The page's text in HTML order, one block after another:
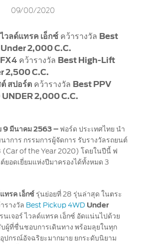
Club
ำรุงรักษาและ
ยเหลือฉุกเฉินบนท้องถนน
ะกันภัย Ford Ensure
Care Gold package
ประกัน,
ะยะ)
ลยางจากฟอร์ด
09/00/2020
วลด์แทรค เอ็กซ์ คว้ารางวัล Best
2,000 C.C.
FX4 คว้ารางวัล Best High-Lift
2,500 C.C.
ต์ สปอร์ต คว้ารางวัล Best PPV
UNDER 2,000 C.C.
9 มีนาคม 2563 – ฟอร์ด ประเทศไทย นำ
าการ กรรมการผู้จัดการ รับรางวัลรถยนต์
(Car of the Year 2020) โดยในปีนี้ ฟ
ยอดเยี่ยมแห่งปีมาครองได้ทั้งหมด 3
ทรค เอ็กซ์ รุ่นย่อยที่ 28 รุ่นล่าสุด ในตระ
รางวัล Best Pickup 4WD Under
นเจอร์ ไวลด์แทรค เอ็กซ์ อัดแน่นไปด้วย
ผู้ที่ชื่นชอบการเดินทาง พร้อมลุยในทุก
ปกรณ์อัจฉริยะมากมาย ยกระดับนิยาม